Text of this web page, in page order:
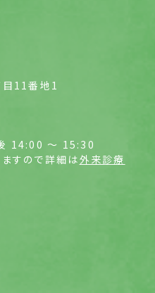
11番地1
14:00 ～ 15:30
すので詳細は外来診療